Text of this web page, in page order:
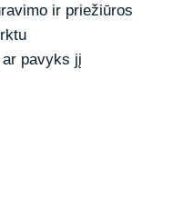
ir priežiūros
pavyks jį